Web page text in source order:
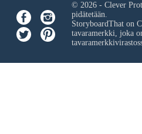
© 2026 - Clever
pidätetään.
StoryboardThat on
tavaramerkki, joka